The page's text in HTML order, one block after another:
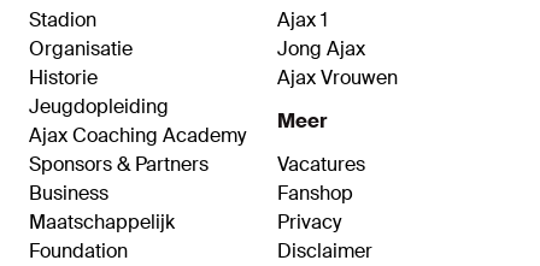
Stadion
Organisatie
Historie
Jeugdopleiding
Ajax Coaching Academy
Sponsors & Partners
Business
Maatschappelijk
Foundation
Ajax 1
Jong Ajax
Ajax Vrouwen
Meer
Vacatures
Fanshop
Privacy
Disclaimer